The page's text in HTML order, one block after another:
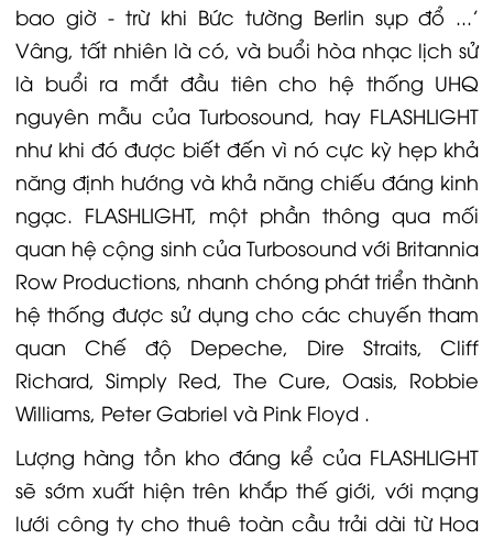
bao giờ - trừ khi Bức tường Berlin sụp đổ ...'
Vâng, tất nhiên là có, và buổi hòa nhạc lịch sử
là buổi ra mắt đầu tiên cho hệ thống UHQ
nguyên mẫu của Turbosound, hay FLASHLIGHT
như khi đó được biết đến vì nó cực kỳ hẹp khả
năng định hướng và khả năng chiếu đáng kinh
ngạc. FLASHLIGHT, một phần thông qua mối
quan hệ cộng sinh của Turbosound với Britannia
Row Productions, nhanh chóng phát triển thành
hệ thống được sử dụng cho các chuyến tham
quan Chế độ Depeche, Dire Straits, Cliff
Richard, Simply Red, The Cure, Oasis, Robbie
Williams, Peter Gabriel và Pink Floyd .
Lượng hàng tồn kho đáng kể của FLASHLIGHT
sẽ sớm xuất hiện trên khắp thế giới, với mạng
lưới công ty cho thuê toàn cầu trải dài từ Hoa